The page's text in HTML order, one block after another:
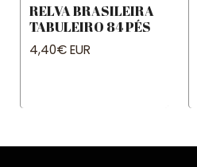
RELVA BRASILEIRA
TABULEIRO 84 PÉS
4,40€ EUR